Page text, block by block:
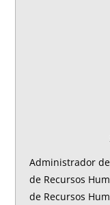
Administrador
de Recursos
de Recursos